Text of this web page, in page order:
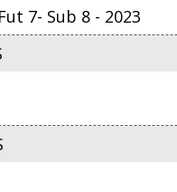
7- Sub 8 - 2023